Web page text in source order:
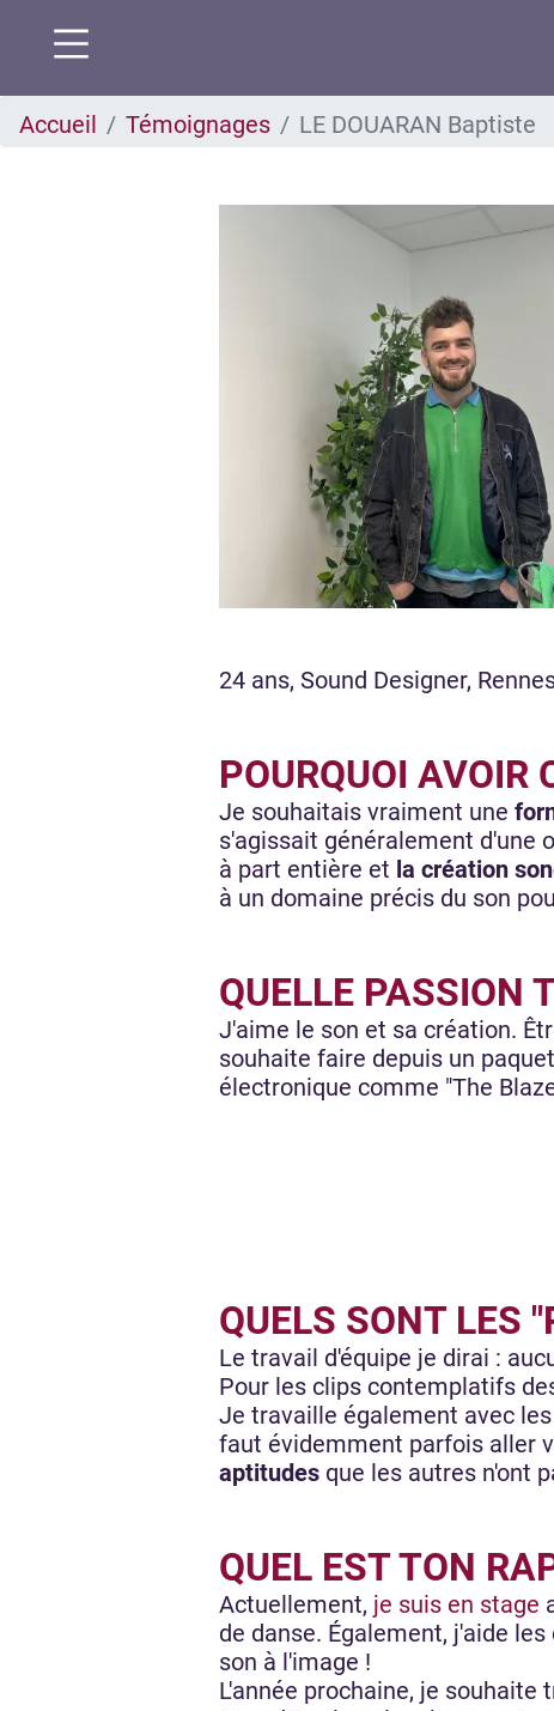
auAccueil Témoignages LE DOUARAN Baptiste
24 ans, Sound Designer,
POURQUOI AVOIR
Je souhaitais vraiment une
s'agissait généralement d'une
à part entière et la création
à un domaine précis du son
QUELLE PASSION
J'aime le son et sa création.
souhaite faire depuis un
électronique comme "The
QUELS SONT LES
Le travail d'équipe je dirai :
Pour les clips contemplatifs
Je travaille également avec
faut évidemment parfois aller
aptitudes que les autres n'ont
QUEL EST TON
Actuellement, je suis en stage
de danse. Également, j'aide
son à l'image !
L'année prochaine, je souhaite